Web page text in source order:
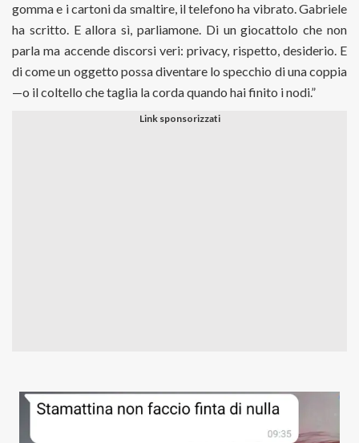
gomma e i cartoni da smaltire, il telefono ha vibrato. Gabriele
ha scritto. E allora sì, parliamone. Di un giocattolo che non
parla ma accende discorsi veri: privacy, rispetto, desiderio. E
di come un oggetto possa diventare lo specchio di una coppia
—o il coltello che taglia la corda quando hai finito i nodi.”